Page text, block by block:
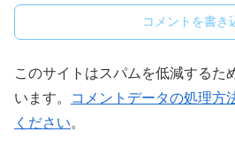
コメントを書き
このサイトはスパムを低減するた
います。
コメントデータの処理方
ください。